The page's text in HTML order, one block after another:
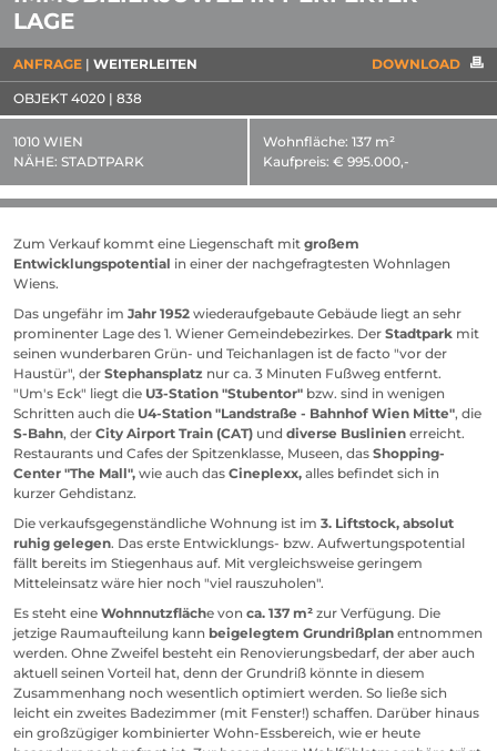
LAGE
ANFRAGE WEITERLEITEN DOWNLOAD
OBJEKT 4020 | 838
1010 WIEN
NÄHE: STADTPARK
Wohnfläche: 137 m²
Kaufpreis: € 995.000,-
Zum Verkauf kommt eine Liegenschaft mit großem
Entwicklungspotential in einer der nachgefragtesten Wohnlagen
Wiens.
Das ungefähr im Jahr 1952 wiederaufgebaute Gebäude liegt an sehr
prominenter Lage des 1. Wiener Gemeindebezirkes. Der Stadtpark mit
seinen wunderbaren Grün- und Teichanlagen ist de facto "vor der
Haustür", der Stephansplatz nur ca. 3 Minuten Fußweg entfernt.
"Um's Eck" liegt die U3-Station "Stubentor" bzw. sind in wenigen
Schritten auch die U4-Station "Landstraße - Bahnhof Wien Mitte", die
S-Bahn, der City Airport Train (CAT) und diverse Buslinien erreicht.
Restaurants und Cafes der Spitzenklasse, Museen, das Shopping-
Center "The Mall", wie auch das Cineplexx, alles befindet sich in
kurzer Gehdistanz.
Die verkaufsgegenständliche Wohnung ist im 3. Liftstock, absolut
ruhig gelegen. Das erste Entwicklungs- bzw. Aufwertungspotential
fällt bereits im Stiegenhaus auf. Mit vergleichsweise geringem
Mitteleinsatz wäre hier noch "viel rauszuholen".
Es steht eine Wohnnutzfläche von ca. 137 m² zur Verfügung. Die
jetzige Raumaufteilung kann beigelegtem Grundrißplan entnommen
werden. Ohne Zweifel besteht ein Renovierungsbedarf, der aber auch
aktuell seinen Vorteil hat, denn der Grundriß könnte in diesem
Zusammenhang noch wesentlich optimiert werden. So ließe sich
leicht ein zweites Badezimmer (mit Fenster!) schaffen. Darüber hinaus
ein großzügiger kombinierter Wohn-Essbereich, wie er heute